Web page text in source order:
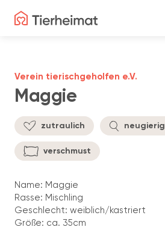
Maggie
Verein tierischgeholfen e.V.
zutraulich neugierig
verschmust
Name: Maggie
Rasse: Mischling
Geschlecht: weiblich/kastriert
Größe: ca. 35cm